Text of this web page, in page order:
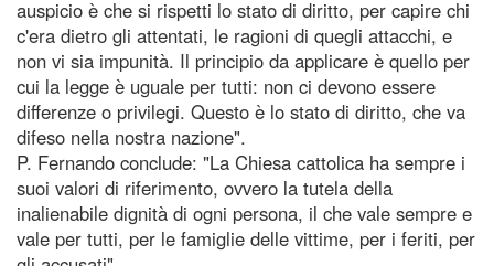
auspicio è che si rispetti lo stato di diritto, per capire chi
c'era dietro gli attentati, le ragioni di quegli attacchi, e
non vi sia impunità. Il principio da applicare è quello per
cui la legge è uguale per tutti: non ci devono essere
differenze o privilegi. Questo è lo stato di diritto, che va
difeso nella nostra nazione".
P. Fernando conclude: "La Chiesa cattolica ha sempre i
suoi valori di riferimento, ovvero la tutela della
inalienabile dignità di ogni persona, il che vale sempre e
vale per tutti, per le famiglie delle vittime, per i feriti, per